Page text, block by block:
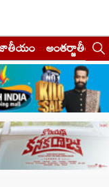
అంతర్జాతీయం